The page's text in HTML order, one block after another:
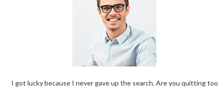
I got lucky because I never gave up the search. Are you quitting too